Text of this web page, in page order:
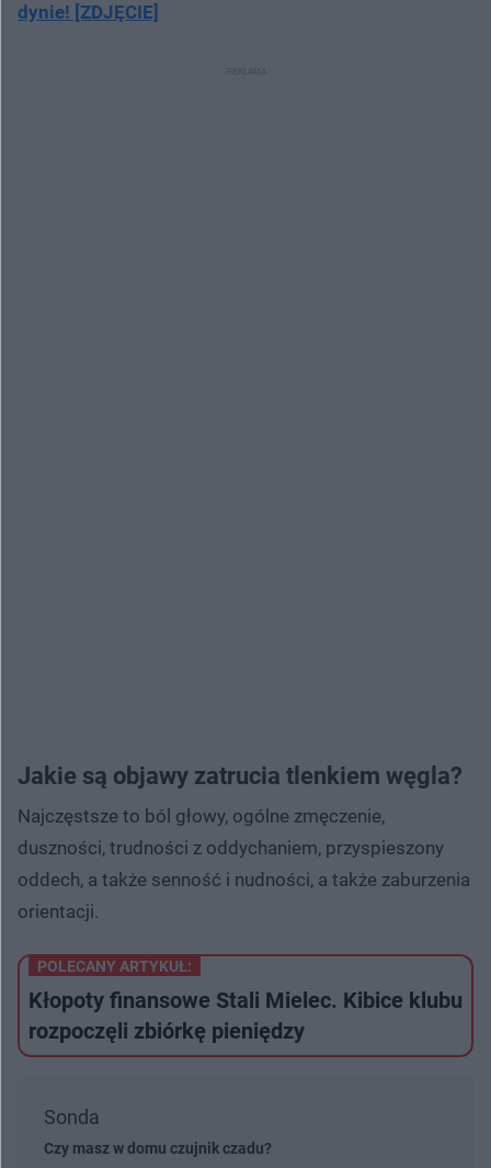
dynie! [ZDJĘCIE]
Jakie są objawy zatrucia tlenkiem węgla?
Najczęstsze to ból głowy, ogólne zmęczenie,
duszności, trudności z oddychaniem, przyspieszony
oddech, a także senność i nudności, a także zaburzenia
orientacji.
POLECANY ARTYKUŁ:
Kłopoty finansowe Stali Mielec. Kibice klubu
rozpoczęli zbiórkę pieniędzy
Sonda
Czy masz w domu czujnik czadu?